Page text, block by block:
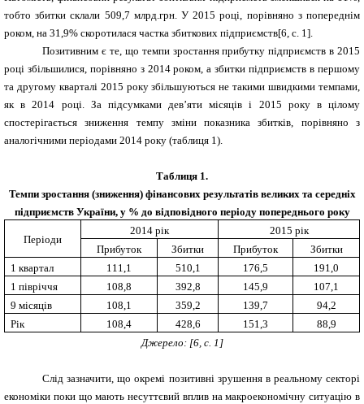
тобто збитки склали 509,7 млрд.грн. У 2015 році, порівняно з попереднім
роком, на 31,9% скоротилася частка збиткових підприємств[6, с. 1 ]
Позитивним є те, що темпи зростання прибутку підприємств в 2015
році збільшилися, порівняно з 2014 роком, а збитки підприємств в першому
та другому кварталі 2015 року збільшуються не такими швидкими темпами,
як в 2014 році. За підсумками дев’яти місяців і 2015 року в цілому
спостерігається зниження темпу зміни показника збитків, порівняно з
аналогічними періодами 2014 року (таблиця 1).
Таблиця 1.
Темпи зростання (зниження) фінансових результатів великих та середніх
підприємств України, у % до відповідного періоду попереднього року
Періоди
2014 рік
2015 рік
Прибуток
Збитки Прибуток
Збитки
1 квартал
111,1 510,1 176,5
191,0
1 півріччя
108,8 392,8 145,9
107,1
9 місяців
108,1 359,2 139,7
94,2
Рік
108,4 428,6 151,3
88,9
Джерело: [6, с. 1 ]
Слід зазначити, що окремі позитивні зрушення в реальному секторі
економіки поки що мають несуттєвий вплив на макроекономічну ситуацію в